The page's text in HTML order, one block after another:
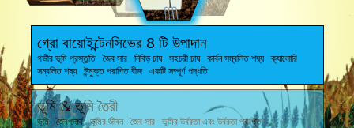
গ্রো বায়োইন্টেনসিভের 8 টি উপাদান
গভীর ভূমি প্রস্তুতি জৈব সার নিবিড় চাষ সহচরী চাষ কার্বন সম্বলিত শষ্য ক্যালোরি
সম্বলিত শষ্য উন্মুক্ত পরাগিত বীজ একটি সম্পূর্ণ পদ্ধতি
ভূমি & ভূমি তৈরী
ভূমি জৈবপদার্থ ভূমির জীবন জৈব সার ভূমির উর্বরতা এবং উর্বরতা প্রাপ্তি